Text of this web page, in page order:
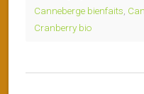
Canneberge bienfaits
Cranberry bio